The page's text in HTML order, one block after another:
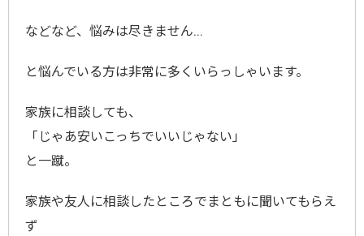
などなど、悩みは尽きません…
と悩んでいる方は非常に多くいらっしゃいます。
家族に相談しても、
「じゃあ安いこっちでいいじゃない」
と一蹴。
家族や友人に相談したところでまともに聞いてもらえ
ず